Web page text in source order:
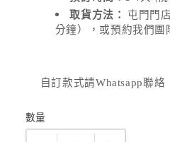
取貨方法：
屯門門
分鐘），或預約我們團
自訂款式請Whatsapp聯絡
數
數量